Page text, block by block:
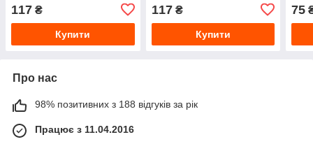
117 ₴
Купити
117₴
Купити
75
Про нас
98% позитивних з 188 відгуків за рік
Працює з 11.04.2016